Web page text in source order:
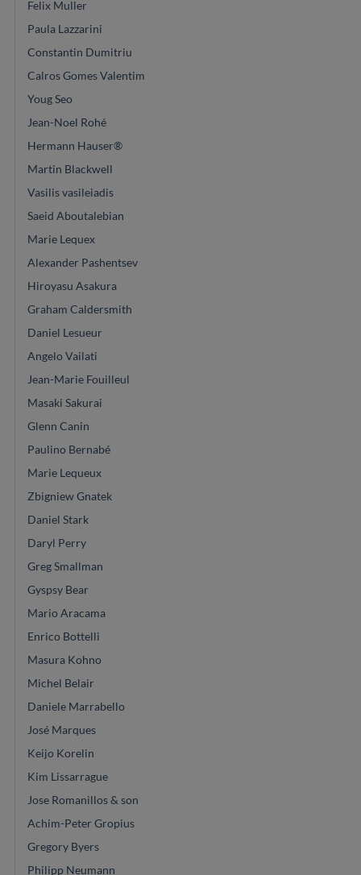
Felix Muller
Paula Lazzarini
Constantin Dumitriu
Calros Gomes Valentim
Youg Seo
Jean-Noel Rohé
Hermann Hauser®
Martin Blackwell
Vasilis vasileiadis
Saeid Aboutalebian
Marie Lequex
Alexander Pashentsev
Hiroyasu Asakura
Graham Caldersmith
Daniel Lesueur
Angelo Vailati
Jean-Marie Fouilleul
Masaki Sakurai
Glenn Canin
Paulino Bernabé
Marie Lequeux
Zbigniew Gnatek
Daniel Stark
Daryl Perry
Greg Smallman
Gyspsy Bear
Mario Aracama
Enrico Bottelli
Masura Kohno
Michel Belair
Daniele Marrabello
José Marques
Keijo Korelin
Kim Lissarrague
Jose Romanillos & son
Achim-Peter Gropius
Gregory Byers
Philipp Neumann